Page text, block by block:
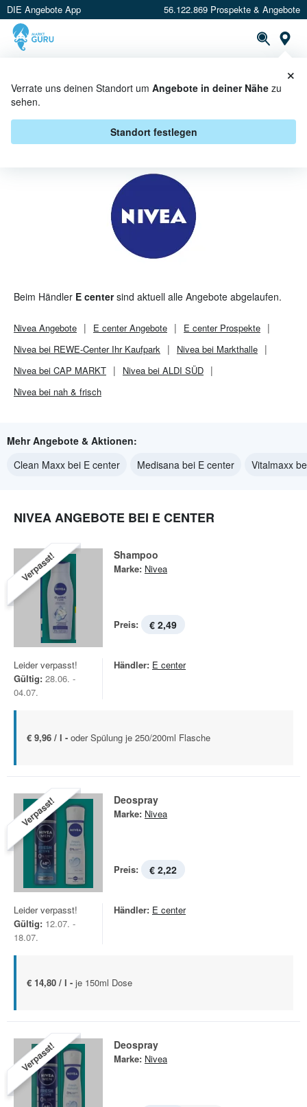
DIE Angebote App 56.122.869 Prospekte & Angebote
Verrate uns deinen Standort um Angebote in deiner Nähe zu
sehen.
Standort festlegen
×
NIVEA BEI E CENTER - ANGEBOTE
& AKTIONEN
Beim Händler E centersind aktuell alle Angebote abgelaufen.
Nivea Angebote E centerAngebote E centerProspekte
Nivea bei REWE-Center Ihr Kaufpark
Nivea bei Markthalle
Nivea bei CAP MARKT
Nivea bei ALDI SÜD
Nivea bei nah & frisch
Mehr Angebote & Aktionen:
Clean Maxx bei E center
Medisana bei E center Vitalmaxx
NIVEA ANGEBOTE BEI E CENTER
Verpasst! Shampoo
Marke: Nivea
Preis: € 2,49
Leider verpasst!
Gültig: 28.06. -
04.07.
Händler: E center
€ 9,96 / l - oder Spülung je 250/200ml Flasche
Verpasst! Deospray
Marke: Nivea
Preis: € 2,22
Leider verpasst!
Gültig: 12.07. -
18.07.
Händler: E center
€ 14,80 / l - je 150ml Dose
Verpasst! Deospray
Marke: Nivea